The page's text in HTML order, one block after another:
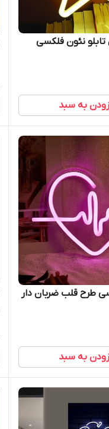
نئون فلکسی
به سبد
طرح قلب ضربان دار
به سبد